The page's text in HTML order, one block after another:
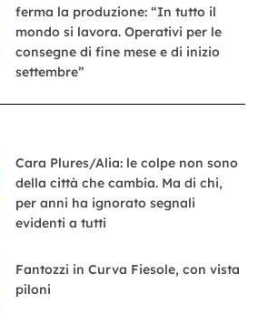
ferma la produzione: “In tutto il
mondo si lavora. Operativi per le
consegne di fine mese e di inizio
settembre”
Cara Plures/Alia: le colpe non sono
della città che cambia. Ma di chi,
per anni ha ignorato segnali
evidenti a tutti
Fantozzi in Curva Fiesole, con vista
piloni